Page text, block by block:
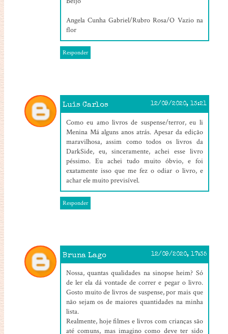
Angela Cunha Gabriel/Rubro Rosa/O Vazio na
flor
Responder
Luis Carlos 12/09/2020, 13:21
Como eu amo livros de suspense/terror, eu li
Menina Má alguns anos atrás. Apesar da edição
maravilhosa, assim como todos os livros da
DarkSide, eu, sinceramente, achei esse livro
péssimo. Eu achei tudo muito óbvio, e foi
exatamente isso que me fez o odiar o livro, e
achar ele muito previsível.
Responder
Bruna Lago 12/09/2020, 17:35
Nossa, quantas qualidades na sinopse heim? Só
de ler ela dá vontade de correr e pegar o livro.
Gosto muito de livros de suspense, por mais que
não sejam os de maiores quantidades na minha
lista.
Realmente, hoje filmes e livros com crianças são
até comuns, mas imagino como deve ter sido